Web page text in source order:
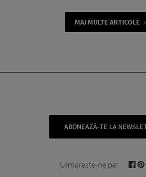
MAI MULTE ARTICOLE
ABONEAZĂ-TE LA
Urmareste-ne pe: